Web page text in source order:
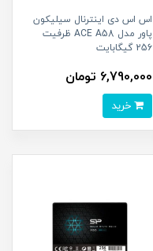
اس اس دی اینترنال سیلیکون
پاور مدل ACE A58 ظرفیت
256 گیگابایت
6,790,000 تومان